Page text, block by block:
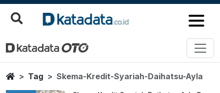
Skema Kredit Syariah Daihatsu
Berita Terbaru
HomeTag Skema-Kredit-Syariah-Daihatsu-Ayla